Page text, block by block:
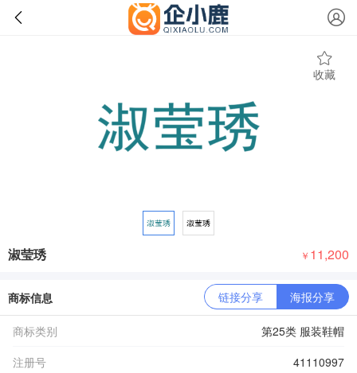
收藏
淑莹琇 ￥ 11,200
商标信息 链接分享 海报分享
商标类别
第25类 服装鞋帽
注册号
41110997